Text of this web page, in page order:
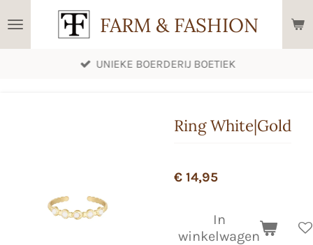
FARM & FASHION
UNIEKE BOERDERIJ BOETIEK
Ring White|Gold
€ 14,95
In
winkelwagen